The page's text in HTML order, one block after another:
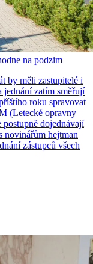
na podzim
by měli zastupitelé i
jednání zatím směřují
roku spravovat
(Letecké opravny
dojednávají
novinářům hejtman
zástupců všech